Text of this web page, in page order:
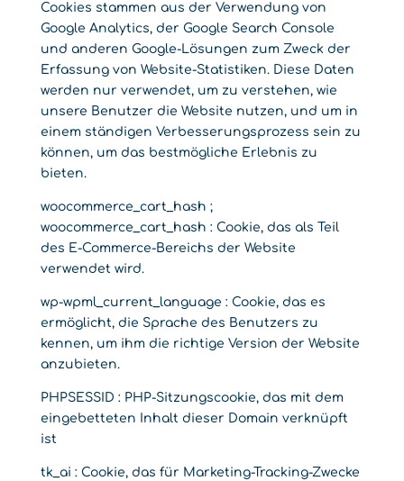
Cookies stammen aus der Verwendung von
Google Analytics, der Google Search Console
und anderen Google-Lösungen zum Zweck der
Erfassung von Website-Statistiken. Diese Daten
werden nur verwendet, um zu verstehen, wie
unsere Benutzer die Website nutzen, und um in
einem ständigen Verbesserungsprozess sein zu
können, um das bestmögliche Erlebnis zu
bieten.
woocommerce_cart_hash ;
woocommerce_cart_hash : Cookie, das als Teil
des E-Commerce-Bereichs der Website
verwendet wird.
wp-wpml_current_language : Cookie, das es
ermöglicht, die Sprache des Benutzers zu
kennen, um ihm die richtige Version der Website
anzubieten.
PHPSESSID : PHP-Sitzungscookie, das mit dem
eingebetteten Inhalt dieser Domain verknüpft
ist
tk_ai : Cookie, das für Marketing-Tracking-Zwecke